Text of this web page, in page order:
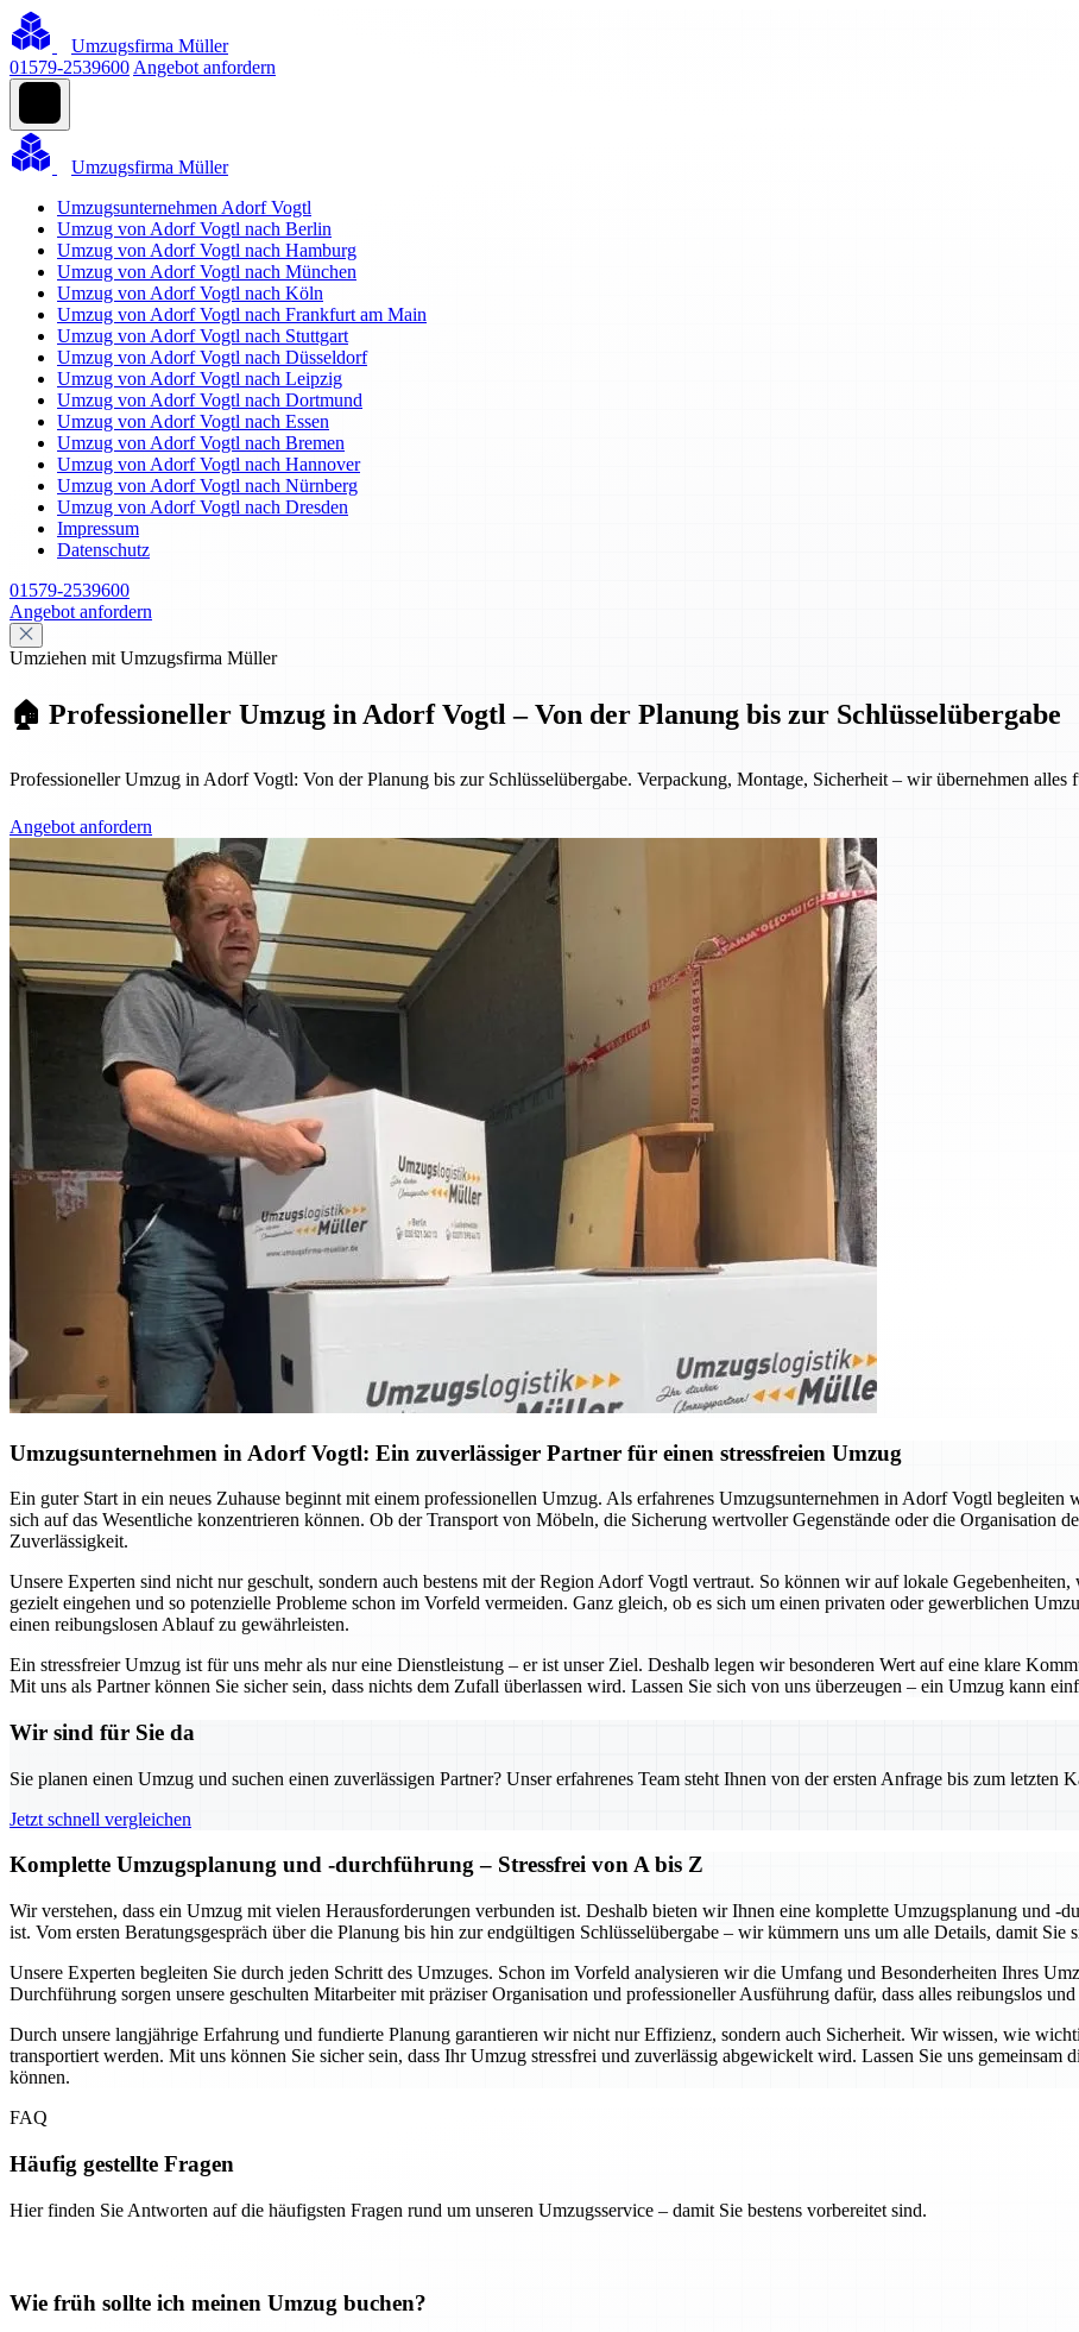
Umzugsfirma Müller
01579-2539600 Angebot anfordern
Umzugsfirma Müller
Umzugsunternehmen Adorf Vogtl
Umzug von Adorf Vogtl nach Berlin
Umzug von Adorf Vogtl nach Hamburg
Umzug von Adorf Vogtl nach München
Umzug von Adorf Vogtl nach Köln
Umzug von Adorf Vogtl nach Frankfurt am Main
Umzug von Adorf Vogtl nach Stuttgart
Umzug von Adorf Vogtl nach Düsseldorf
Umzug von Adorf Vogtl nach Leipzig
Umzug von Adorf Vogtl nach Dortmund
Umzug von Adorf Vogtl nach Essen
Umzug von Adorf Vogtl nach Bremen
Umzug von Adorf Vogtl nach Hannover
Umzug von Adorf Vogtl nach Nürnberg
Umzug von Adorf Vogtl nach Dresden
Impressum
Datenschutz
01579-2539600
Angebot anfordern
Umziehen mit Umzugsfirma Müller
🏠 Professioneller Umzug in Adorf Vogtl – Von der Planung bis zur Schlüsselübergabe
Professioneller Umzug in Adorf Vogtl: Von der Planung bis zur Schlüsselübergabe. Verpackung, Montage, Sicherheit – wir übernehmen alles
Angebot anfordern
Umzugsunternehmen in Adorf Vogtl: Ein zuverlässiger Partner für einen stressfreien Umzug
Ein guter Start in ein neues Zuhause beginnt mit einem professionellen Umzug. Als erfahrenes Umzugsunternehmen in Adorf Vogtl
sich auf das Wesentliche konzentrieren können. Ob der Transport von Möbeln, die Sicherung wertvoller Gegenstände oder die Organisation
Zuverlässigkeit.
Unsere Experten sind nicht nur geschult, sondern auch bestens mit der Region Adorf Vogtl vertraut. So können wir auf lokale Gegebenheiten,
gezielt eingehen und so potenzielle Probleme schon im Vorfeld vermeiden. Ganz gleich, ob es sich um einen privaten oder gewerblichen
einen reibungslosen Ablauf zu gewährleisten.
Ein stressfreier Umzug ist für uns mehr als nur eine Dienstleistung – er ist unser Ziel. Deshalb legen wir besonderen Wert auf eine klare
Mit uns als Partner können Sie sicher sein, dass nichts dem Zufall überlassen wird. Lassen Sie sich von uns überzeugen – ein Umzug kann
Wir sind für Sie da
Sie planen einen Umzug und suchen einen zuverlässigen Partner? Unser erfahrenes Team steht Ihnen von der ersten Anfrage bis zum letzten
Jetzt schnell vergleichen
Komplette Umzugsplanung und -durchführung – Stressfrei von A bis Z
Wir verstehen, dass ein Umzug mit vielen Herausforderungen verbunden ist. Deshalb bieten wir Ihnen eine komplette Umzugsplanung und -
ist. Vom ersten Beratungsgespräch über die Planung bis hin zur endgültigen Schlüsselübergabe – wir kümmern uns um alle Details, damit Sie
Unsere Experten begleiten Sie durch jeden Schritt des Umzuges. Schon im Vorfeld analysieren wir die Umfang und Besonderheiten Ihres
Durchführung sorgen unsere geschulten Mitarbeiter mit präziser Organisation und professioneller Ausführung dafür, dass alles reibungslos
Durch unsere langjährige Erfahrung und fundierte Planung garantieren wir nicht nur Effizienz, sondern auch Sicherheit. Wir wissen, wie
transportiert werden. Mit uns können Sie sicher sein, dass Ihr Umzug stressfrei und zuverlässig abgewickelt wird. Lassen Sie uns gemeinsam
können.
FAQ
Häufig gestellte Fragen
Hier finden Sie Antworten auf die häufigsten Fragen rund um unseren Umzugsservice – damit Sie bestens vorbereitet sind.
Wie früh sollte ich meinen Umzug buchen?